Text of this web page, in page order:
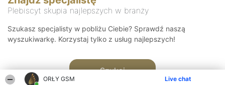
ORŁY GSM Live chat
Plebiscyt skupia najlepszych w branży
Szukasz specjalisty w pobliżu Ciebie? Sprawdź naszą
wyszukiwarkę. Korzystaj tylko z usług najlepszych!
Szukaj